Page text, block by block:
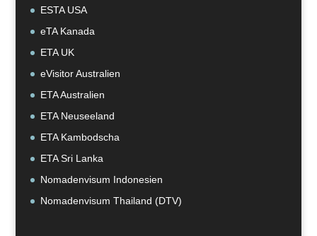
ESTA USA
eTA Kanada
ETA UK
eVisitor Australien
ETA Australien
ETA Neuseeland
ETA Kambodscha
ETA Sri Lanka
Nomadenvisum Indonesien
Nomadenvisum Thailand (DTV)